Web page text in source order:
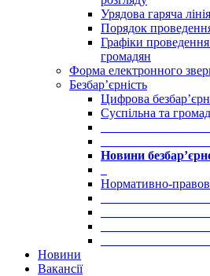
Урядова гаряча
Порядок
Графіки
громадян
Форма електронного
Безбар’єрність
Цифрова
Суспільна та
Новини
Нормативно-
Новини
Вакансії